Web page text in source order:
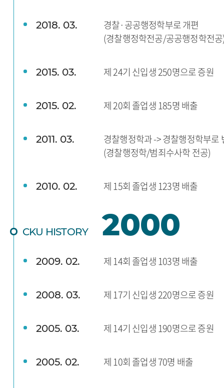
2018. 03.
경찰·공공행정학부로 개편
(경찰행정학전공/공공행정학전
2015. 03. 제 24기 신입생 250명으로 증원
2015. 02. 제 20회 졸업생 185명 배출
2011. 03.
경찰행정학과 -> 경찰행정학부로
(경찰행정학/범죄수사학 전공)
2010. 02. 제 15회 졸업생 123명 배출
CKU HISTORY 2000
2009. 02. 제 14회 졸업생 103명 배출
2008. 03. 제 17기 신입생 220명으로 증원
2005. 03. 제 14기 신입생 190명으로 증원
2005. 02. 제 10회 졸업생 70명 배출